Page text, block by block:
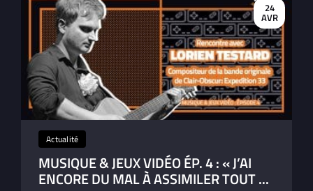
24
AVR
Actualité
MUSIQUE & JEUX VIDÉO ÉP. 4 : « J’AI
ENCORE DU MAL À ASSIMILER TOUT ...